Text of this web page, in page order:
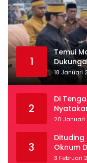
1
Temui
18 Januari
2
Di
Luwu
20 Januari
3
Dituding
Oknum
3 Februari